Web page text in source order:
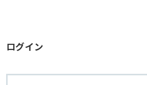
ログイン